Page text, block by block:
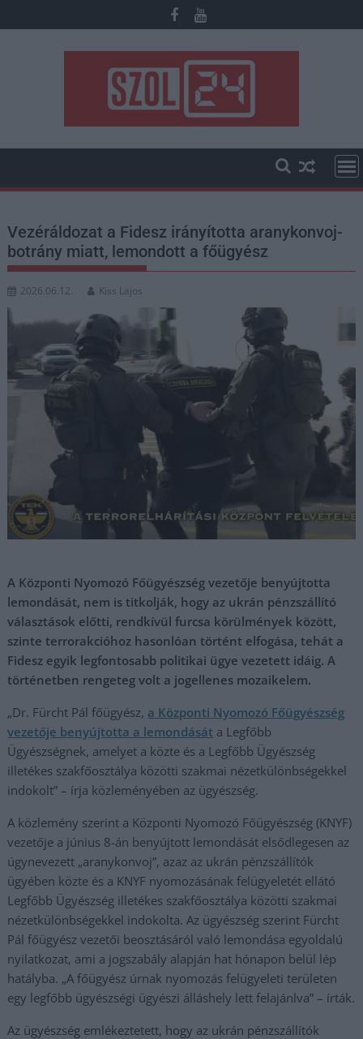
to
Vezéráldozat a Fidesz irányította aranykonvoj-
botrány miatt, lemondott a főügyész
2026.06.12. Kiss Lajos
A Központi Nyomozó Főügyészség vezetője benyújtotta
lemondását, nem is titkolják, hogy az ukrán pénzszállító
választások előtti, rendkívül furcsa körülmények között,
szinte terrorakcióhoz hasonlóan történt elfogása, tehát a
Fidesz egyik legfontosabb politikai ügye vezetett idáig. A
történetben rengeteg volt a jogellenes mozaikelem.
„Dr. Fürcht Pál főügyész, a Központi Nyomozó Főügyészség
vezetője benyújtotta a lemondását a Legfőbb
Ügyészségnek, amelyet a közte és a Legfőbb Ügyészség
illetékes szakfőosztálya közötti szakmai nézetkülönbségekkel
indokolt” – írja közleményében az ügyészség.
A közlemény szerint a Központi Nyomozó Főügyészség (KNYF)
vezetője a június 8-án benyújtott lemondását elsődlegesen az
úgynevezett „aranykonvoj”, azaz az ukrán pénzszállítók
ügyében közte és a KNYF nyomozásának felügyeletét ellátó
Legfőbb Ügyészség illetékes szakfőosztálya közötti szakmai
nézetkülönbségekkel indokolta. Az ügyészség szerint Fürcht
Pál főügyész vezetői beosztásáról való lemondása egyoldalú
nyilatkozat, ami a jogszabály alapján hat hónapon belül lép
hatályba. „A főügyész úrnak nyomozás felügyeleti területen
egy legfőbb ügyészségi ügyészi álláshely lett felajánlva” – írták.
Az ügyészség emlékeztetett, hogy az ukrán pénzszállítók